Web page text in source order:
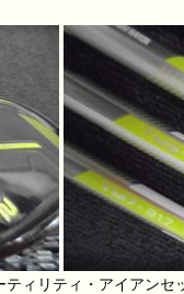
ィリティ・アイアンセ